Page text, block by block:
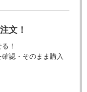
文！
！
認・そのまま購入